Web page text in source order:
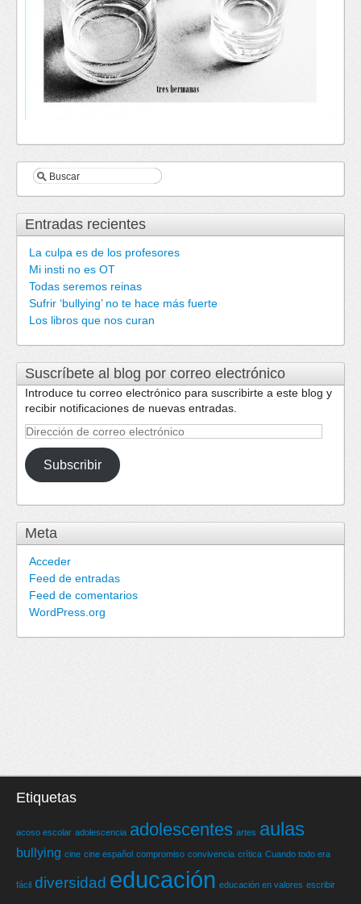
Entradas recientes
La culpa es de los profesores
Mi insti no es OT
Todas seremos reinas
Sufrir ‘bullying’ no te hace más fuerte
Los libros que nos curan
Suscríbete al blog por correo electrónico
Introduce tu correo electrónico para suscribirte a este blog y
recibir notificaciones de nuevas entradas.
Dirección
correo
electrónico
Subscribir
Meta
Acceder
Feed de entradas
Feed de comentarios
WordPress.org
Etiquetas
acoso escolar adolescencia adolescentes artes aulas
bullying cine cine español compromiso convivencia crítica Cuando todo era
fácil diversidad educación educación en valores escribir